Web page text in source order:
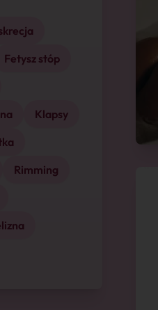
Fetysz stóp
Klapsy
Rimming